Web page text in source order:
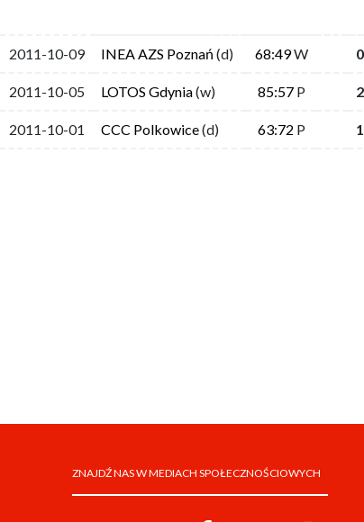
2011-10-09 INEA AZS Poznań (d) 68:49W
2011-10-05 LOTOS Gdynia(w) 85:57P
2011-10-01 CCC Polkowice(d) 63:72 P
ZNAJDŹ NAS W MEDIACH SPOŁECZNOŚCIOWYCH